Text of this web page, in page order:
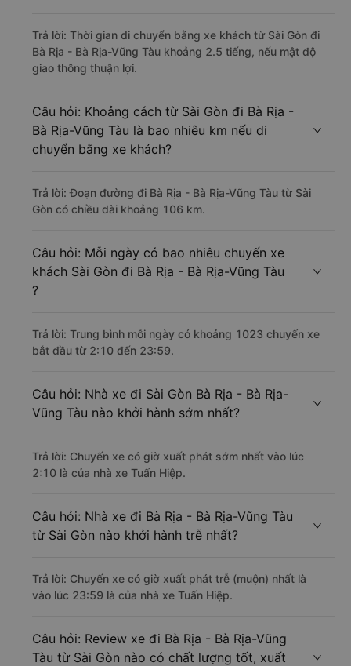
Trả lời: Thời gian di chuyển bằng xe khách từ Sài Gòn đi
Bà Rịa - Bà Rịa-Vũng Tàu khoảng 2.5 tiếng, nếu mật độ
giao thông thuận lợi.
Câu hỏi: Khoảng cách từ Sài Gòn đi Bà Rịa -
Bà Rịa-Vũng Tàu là bao nhiêu km nếu di
chuyển bằng xe khách?
Trả lời: Đoạn đường đi Bà Rịa - Bà Rịa-Vũng Tàu từ Sài
Gòn có chiều dài khoảng 106 km.
Câu hỏi: Mỗi ngày có bao nhiêu chuyến xe
khách Sài Gòn đi Bà Rịa - Bà Rịa-Vũng Tàu
?
Trả lời: Trung bình mỗi ngày có khoảng 1023 chuyến xe
bắt đầu từ 2:10 đến 23:59.
Câu hỏi: Nhà xe đi Sài Gòn Bà Rịa - Bà Rịa-
Vũng Tàu nào khởi hành sớm nhất?
Trả lời: Chuyến xe có giờ xuất phát sớm nhất vào lúc
2:10 là của nhà xe Tuấn Hiệp.
Câu hỏi: Nhà xe đi Bà Rịa - Bà Rịa-Vũng Tàu
từ Sài Gòn nào khởi hành trễ nhất?
Trả lời: Chuyến xe có giờ xuất phát trễ (muộn) nhất là
vào lúc 23:59 là của nhà xe Tuấn Hiệp.
Câu hỏi: Review xe đi Bà Rịa - Bà Rịa-Vũng
Tàu từ Sài Gòn nào có chất lượng tốt, xuất